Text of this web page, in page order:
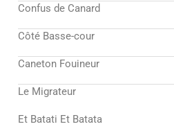
Confus de Canard
Côté Basse-cour
Caneton Fouineur
Le Migrateur
Et Batati Et Batata